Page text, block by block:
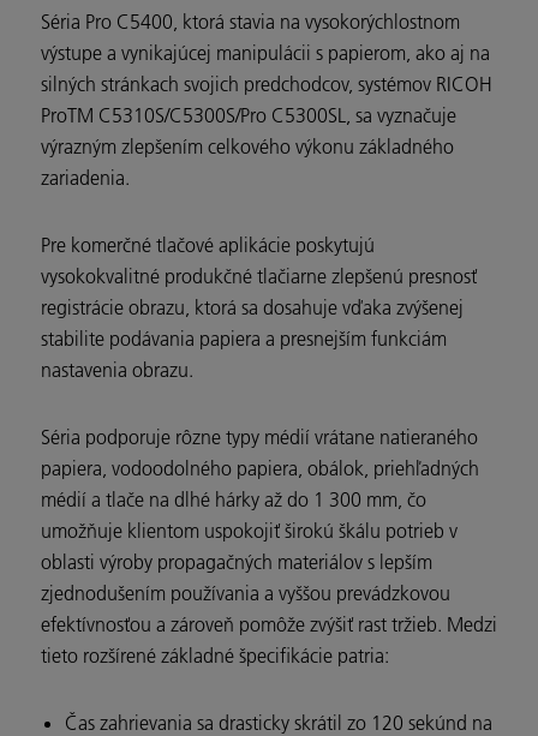
Séria Pro C5400, ktorá stavia na vysokorýchlostnom
výstupe a vynikajúcej manipulácii s papierom, ako aj na
silných stránkach svojich predchodcov, systémov RICOH
ProTM C5310S/C5300S/Pro C5300SL, sa vyznačuje
výrazným zlepšením celkového výkonu základného
zariadenia.
Pre komerčné tlačové aplikácie poskytujú
vysokokvalitné produkčné tlačiarne zlepšenú presnosť
registrácie obrazu, ktorá sa dosahuje vďaka zvýšenej
stabilite podávania papiera a presnejším funkciám
nastavenia obrazu.
Séria podporuje rôzne typy médií vrátane natieraného
papiera, vodoodolného papiera, obálok, priehľadných
médií a tlače na dlhé hárky až do 1 300 mm, čo
umožňuje klientom uspokojiť širokú škálu potrieb v
oblasti výroby propagačných materiálov s lepším
zjednodušením používania a vyššou prevádzkovou
efektívnosťou a zároveň pomôže zvýšiť rast tržieb. Medzi
tieto rozšírené základné špecifikácie patria:
Čas zahrievania sa drasticky skrátil zo 120 sekúnd na